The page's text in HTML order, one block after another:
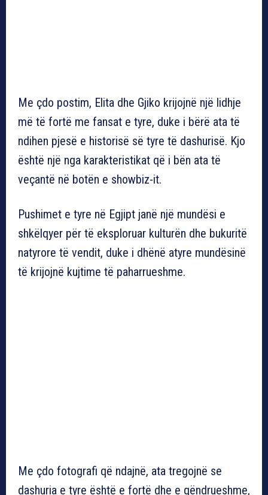
Me çdo postim, Elita dhe Gjiko krijojnë një lidhje
më të fortë me fansat e tyre, duke i bërë ata të
ndihen pjesë e historisë së tyre të dashurisë. Kjo
është një nga karakteristikat që i bën ata të
veçantë në botën e showbiz-it.
Pushimet e tyre në Egjipt janë një mundësi e
shkëlqyer për të eksploruar kulturën dhe bukuritë
natyrore të vendit, duke i dhënë atyre mundësinë
të krijojnë kujtime të paharrueshme.
Me çdo fotografi që ndajnë, ata tregojnë se
dashuria e tyre është e fortë dhe e qëndrueshme,